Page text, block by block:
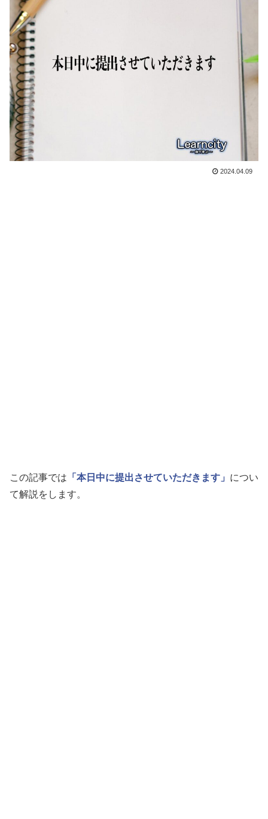
2024.04.09
この記事では 「本日中に提出させていただきます」 につい
て解説をします。